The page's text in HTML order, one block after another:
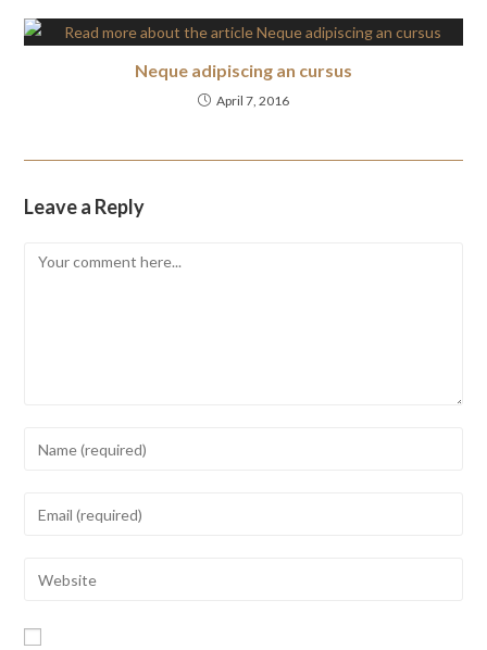
Neque adipiscing an cursus
April 7, 2016
Leave a Reply